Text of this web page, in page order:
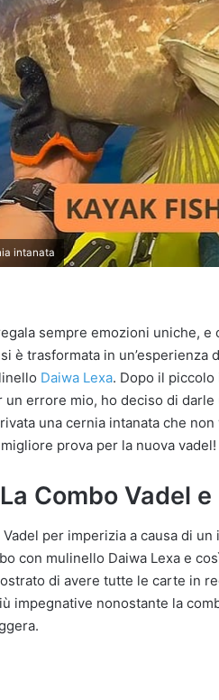
intanata
sempre emozioni uniche,
è trasformata in
Daiwa Lexa. Dopo il
un errore mio, ho deciso di
una cernia intanata che
prova per la nuova vadel!
Combo Vadel
per imperizia a causa di
con mulinello Daiwa Lexa e
di avere tutte le carte in
impegnative nonostante la